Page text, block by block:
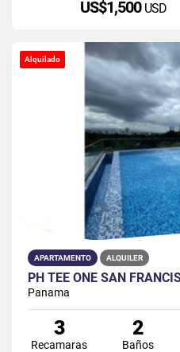
US$1,500 USD
Alquilado
APARTAMENTO ALQUILER
Panama
3
Recamaras
2
Baños